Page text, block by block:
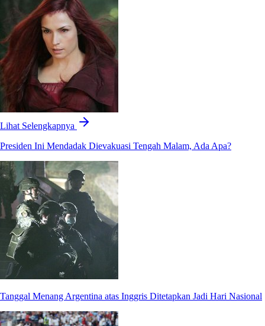
Lihat Selengkapnya
Presiden Ini Mendadak Dievakuasi Tengah Malam, Ada Apa?
Tanggal Menang Argentina atas Inggris Ditetapkan Jadi Hari Nasional